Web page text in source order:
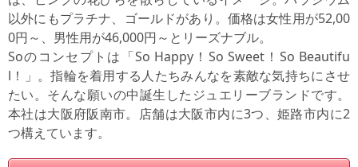
以外にもプラチナ、ゴールドがあり。価格は女性用が52,00
0円～、男性用が46,000円～とリーズナブル。
Soのコンセプトは「So Happy！So Sweet！So Beautifu
l！」。指輪を着用する人たちみんなを素敵な気持ちにさせ
たい。そんな願いの中誕生したジュエリーブランドです。
本社は大阪府阪南市。店舗は大阪市内に3つ、姫路市内に2
つ構えています。